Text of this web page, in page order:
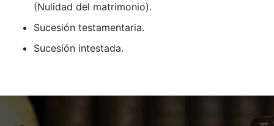
(Nulidad del matrimonio).
Sucesión testamentaria.
Sucesión intestada.